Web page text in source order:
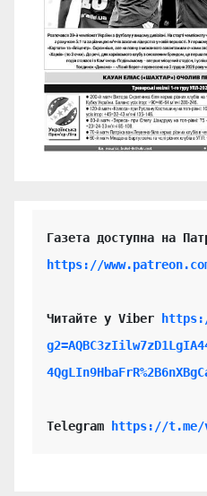
https://
Читайте у Viber
Telegram https://